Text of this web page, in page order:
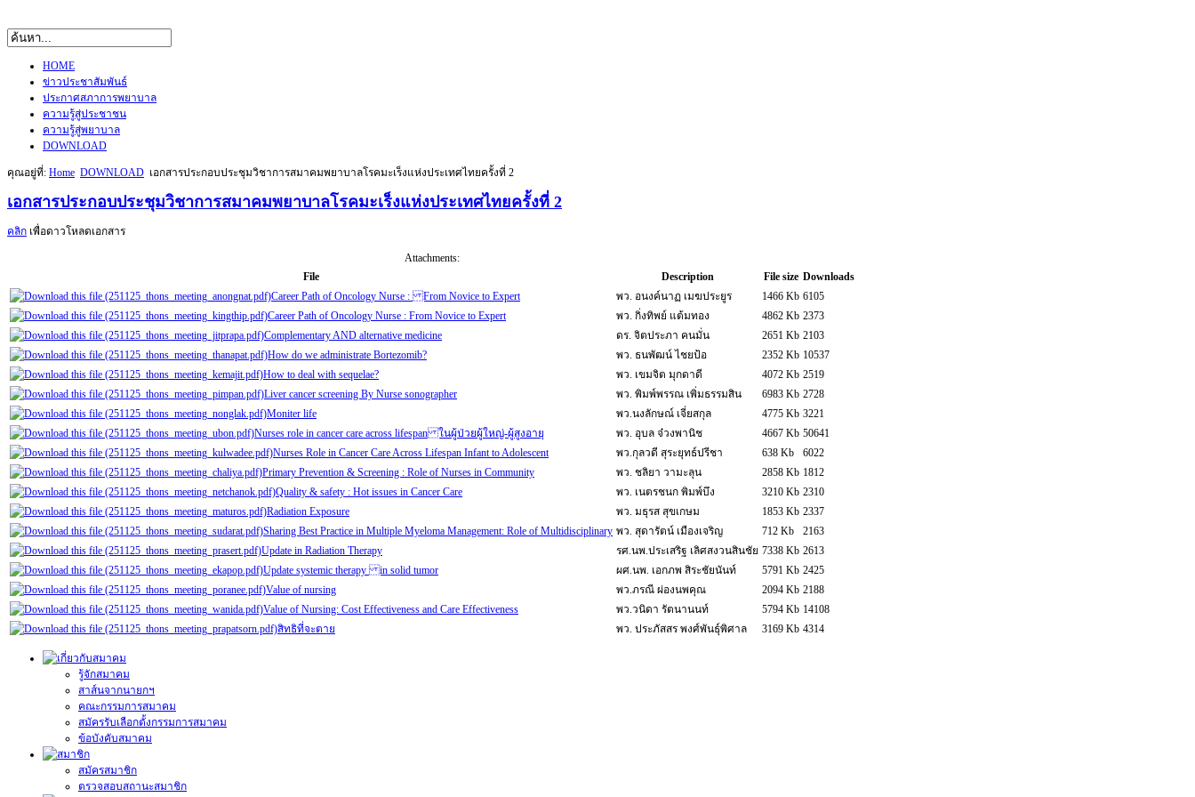
HOME
ข่าวประชาสัมพันธ์
ประกาศสภาการพยาบาล
ความรู้สู่ประชาชน
ความรู้สู่พยาบาล
DOWNLOAD
คุณอยู่ที่: Home DOWNLOAD เอกสารประกอบประชุมวิชาการสมาคมพยาบาลโรคมะเร็งแห่งประเทศไทยครั้งที่ 2
เอกสารประกอบประชุมวิชาการสมาคมพยาบาลโรคมะเร็งแห่งประเทศไทยครั้งที่ 2
คลิก เพื่อดาวโหลดเอกสาร
Attachments:
File
Description File size Downloads
Career Path of Oncology Nurse : From Novice to Expert
พว. อนงค์นาฏ เมฆประยูร 1466 Kb 6105
Career Path of Oncology Nurse : From Novice to Expert
พว. กิ่งทิพย์ แต้มทอง 4862 Kb 2373
Complementary AND alternative medicine
ดร. จิตประภา คนมั่น 2651 Kb 2103
How do we administrate Bortezomib?
พว. ธนพัฒน์ ไชยป้อ 2352 Kb 10537
How to deal with sequelae?
พว. เขมจิต มุกดาดี 4072 Kb 2519
Liver cancer screening By Nurse sonographer
พว. พิมพ์พรรณ เพิ่มธรรมสิน 6983 Kb 2728
Moniter life
พว.นงลักษณ์ เจี่ยสกุล 4775 Kb 3221
Nurses role in cancer care across lifespan ในผู้ป่วยผู้ใหญ่-ผู้สูงอายุ
พว. อุบล จ๋วงพานิช 4667 Kb 50641
Nurses Role in Cancer Care Across Lifespan Infant to Adolescent
พว.กุลวดี สุระยุทธ์ปรีชา 638 Kb
6022
Primary Prevention & Screening : Role of Nurses in Community
พว. ชลิยา วามะลุน 2858 Kb 1812
Quality & safety : Hot issues in Cancer Care
พว. เนตรชนก พิมพ์บึง 3210 Kb 2310
Radiation Exposure
พว. มธุรส สุขเกษม 1853 Kb 2337
Sharing Best Practice in Multiple Myeloma Management: Role of Multidisciplinary พว. สุดารัตน์ เมืองเจริญ 712 Kb
2163
Update in Radiation Therapy
รศ.นพ.ประเสริฐ เลิศสงวนสินชัย 7338 Kb 2613
Update systemic therapy in solid tumor
ผศ.นพ. เอกภพ สิระชัยนันท์ 5791 Kb 2425
Value of nursing
พว.ภรณี ผ่องนพคุณ 2094 Kb 2188
Value of Nursing: Cost Effectiveness and Care Effectiveness
พว.วนิดา รัตนานนท์ 5794 Kb 14108
สิทธิที่จะตาย
พว. ประภัสสร พงศ์พันธุ์พิศาล 3169 Kb 4314
รู้จักสมาคม
สาส์นจากนายกฯ
คณะกรรมการสมาคม
สมัครรับเลือกตั้งกรรมการสมาคม
ข้อบังคับสมาคม
สมัครสมาชิก
ตรวจสอบสถานะสมาชิก